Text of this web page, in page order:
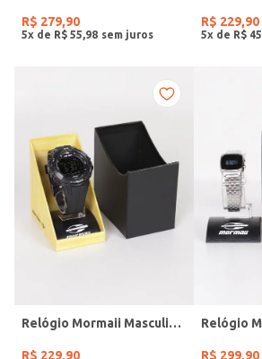
R$ 279,90
5x de R$ 55 98
R$ 229,90
5x de R$ 45
Relógio Mormaii Masculino PRETO
R$ 229,90 R$ 299,90